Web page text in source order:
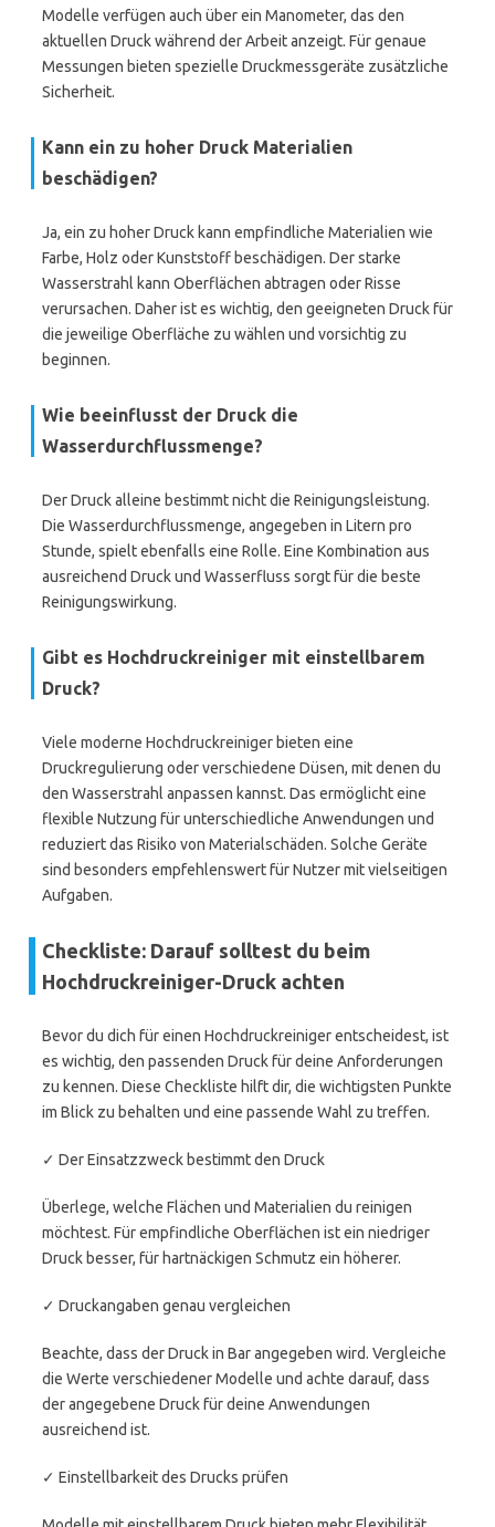
Modelle verfügen auch über ein Manometer, das den
aktuellen Druck während der Arbeit anzeigt. Für genaue
Messungen bieten spezielle Druckmessgeräte zusätzliche
Sicherheit.
Kann ein zu hoher Druck Materialien
beschädigen?
Ja, ein zu hoher Druck kann empfindliche Materialien wie
Farbe, Holz oder Kunststoff beschädigen. Der starke
Wasserstrahl kann Oberflächen abtragen oder Risse
verursachen. Daher ist es wichtig, den geeigneten Druck für
die jeweilige Oberfläche zu wählen und vorsichtig zu
beginnen.
Wie beeinflusst der Druck die
Wasserdurchflussmenge?
Der Druck alleine bestimmt nicht die Reinigungsleistung.
Die Wasserdurchflussmenge, angegeben in Litern pro
Stunde, spielt ebenfalls eine Rolle. Eine Kombination aus
ausreichend Druck und Wasserfluss sorgt für die beste
Reinigungswirkung.
Gibt es Hochdruckreiniger mit einstellbarem
Druck?
Viele moderne Hochdruckreiniger bieten eine
Druckregulierung oder verschiedene Düsen, mit denen du
den Wasserstrahl anpassen kannst. Das ermöglicht eine
flexible Nutzung für unterschiedliche Anwendungen und
reduziert das Risiko von Materialschäden. Solche Geräte
sind besonders empfehlenswert für Nutzer mit vielseitigen
Aufgaben.
Checkliste: Darauf solltest du beim
Hochdruckreiniger-Druck achten
Bevor du dich für einen Hochdruckreiniger entscheidest, ist
es wichtig, den passenden Druck für deine Anforderungen
zu kennen. Diese Checkliste hilft dir, die wichtigsten Punkte
im Blick zu behalten und eine passende Wahl zu treffen.
✓ Der Einsatzzweck bestimmt den Druck
Überlege, welche Flächen und Materialien du reinigen
möchtest. Für empfindliche Oberflächen ist ein niedriger
Druck besser, für hartnäckigen Schmutz ein höherer.
✓ Druckangaben genau vergleichen
Beachte, dass der Druck in Bar angegeben wird. Vergleiche
die Werte verschiedener Modelle und achte darauf, dass
der angegebene Druck für deine Anwendungen
ausreichend ist.
✓ Einstellbarkeit des Drucks prüfen